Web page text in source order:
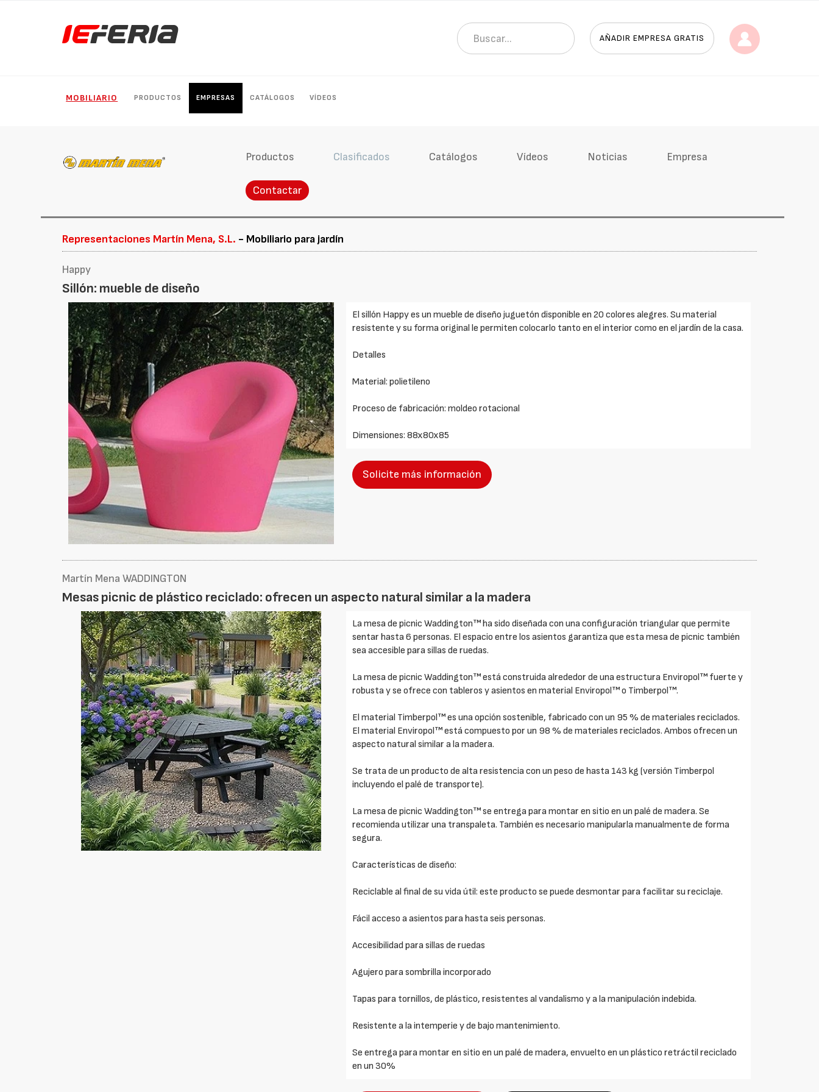
AÑADIR EMPRESA GRATIS
MOBILIARIO PRODUCTOS EMPRESAS CATÁLOGOS VÍDEOS
Productos Clasificados Catálogos Vídeos Noticias Empresa
Contactar
Representaciones Martín Mena, S.L. - Mobiliario para jardín
Happy
Sillón: mueble de diseño
El sillón Happy es un mueble de diseño juguetón disponible en 20 colores alegres. Su material
resistente y su forma original le permiten colocarlo tanto en el interior como en el jardín de la casa.
Detalles
Material: polietileno
Proceso de fabricación: moldeo rotacional
Dimensiones: 88x80x85
Solicite más información
Martín Mena WADDINGTON
Mesas picnic de plástico reciclado: ofrecen un aspecto natural similar a la madera
La mesa de picnic Waddington™ ha sido diseñada con una configuración triangular que permite
sentar hasta 6 personas. El espacio entre los asientos garantiza que esta mesa de picnic también
sea accesible para sillas de ruedas.
La mesa de picnic Waddington™ está construida alrededor de una estructura Enviropol™ fuerte y
robusta y se ofrece con tableros y asientos en material Enviropol™ o Timberpol™.
El material Timberpol™ es una opción sostenible, fabricado con un 95 % de materiales reciclados.
El material Enviropol™ está compuesto por un 98 % de materiales reciclados. Ambos ofrecen un
aspecto natural similar a la madera.
Se trata de un producto de alta resistencia con un peso de hasta 143 kg (versión Timberpol
incluyendo el palé de transporte).
La mesa de picnic Waddington™ se entrega para montar en sitio en un palé de madera. Se
recomienda utilizar una transpaleta. También es necesario manipularla manualmente de forma
segura.
Características de diseño:
Reciclable al final de su vida útil: este producto se puede desmontar para facilitar su reciclaje.
Fácil acceso a asientos para hasta seis personas.
Accesibilidad para sillas de ruedas
Agujero para sombrilla incorporado
Tapas para tornillos, de plástico, resistentes al vandalismo y a la manipulación indebida.
Resistente a la intemperie y de bajo mantenimiento.
Se entrega para montar en sitio en un palé de madera, envuelto en un plástico retráctil reciclado
en un 30%